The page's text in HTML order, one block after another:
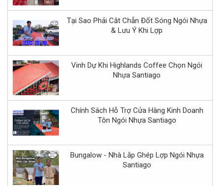
Tại Sao Phải Cắt Chẵn Đốt Sóng Ngói Nhựa
& Lưu Ý Khi Lợp
Vinh Dự Khi Highlands Coffee Chọn Ngói
Nhựa Santiago
Chính Sách Hỗ Trợ Cửa Hàng Kinh Doanh
Tôn Ngói Nhựa Santiago
Bungalow - Nhà Lắp Ghép Lợp Ngói Nhựa
Santiago